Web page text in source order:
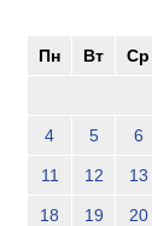
Пн Вт Ср
4 5 6
11 12 13
18 19 20